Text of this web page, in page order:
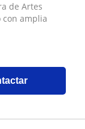
de Artes
amplia